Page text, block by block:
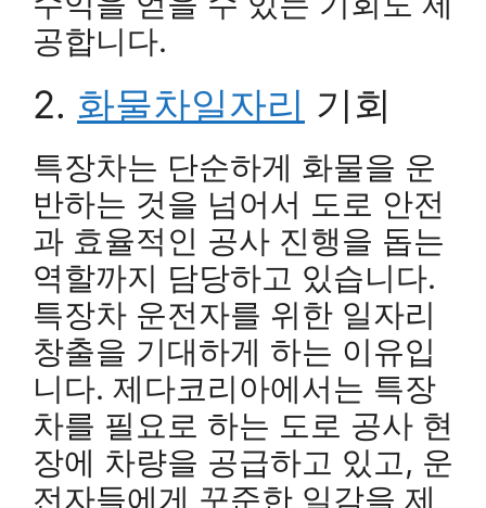
공합니다.
2. 화물차일자리 기회
특장차는 단순하게 화물을 운
반하는 것을 넘어서 도로 안전
과 효율적인 공사 진행을 돕는
역할까지 담당하고 있습니다.
특장차 운전자를 위한 일자리
창출을 기대하게 하는 이유입
니다. 제다코리아에서는 특장
차를 필요로 하는 도로 공사 현
장에 차량을 공급하고 있고, 운
전자들에게 꾸준한 일감을 제